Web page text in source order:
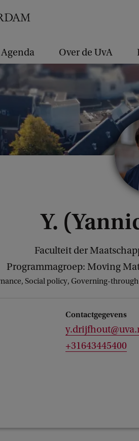
Over de UvA
Y.
Faculteit der
Programmagroep: Moving
Social policy, Governing-
Contactgegevens
+31643445400